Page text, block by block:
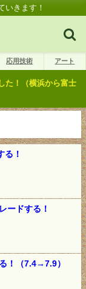
いきます！
応用技術 アート
た！（横浜から富士
る！
ードする！
！（7.4→7.9）